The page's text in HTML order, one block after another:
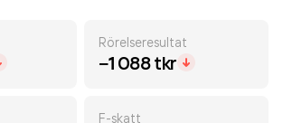
Rörelseresultat
−1 088 tkr
F-skatt